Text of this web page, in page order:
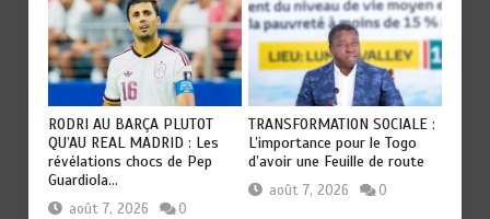
RODRI AU BARÇA PLUTOT
QU’AU REAL MADRID : Les
révélations chocs de Pep
Guardiola…
août 7, 2026 0
TRANSFORMATION SOCIALE :
L’importance pour le Togo
d’avoir une Feuille de route
août 7, 2026 0